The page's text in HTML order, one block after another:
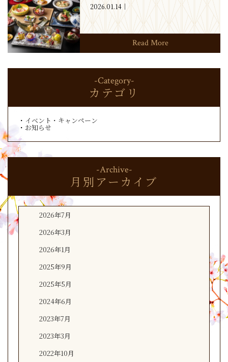
2026.01.14
Read More
-Category-
カテゴリ
イベント・キャンペーン
お知らせ
-Archive-
月別アーカイブ
2026年7月
2026年3月
2026年1月
2025年9月
2025年5月
2024年6月
2023年7月
2023年3月
2022年10月